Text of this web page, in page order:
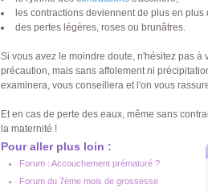
les contractions deviennent de plus en
des pertes légères, roses ou brunâtres.
Si vous avez le moindre doute, n'hésitez pas à
précaution, mais sans affolement ni
examinera, vous conseillera et l'on vous
Et en cas de perte des eaux, même sans
la maternité !
Pour aller plus loin :
Forum : Accouchement prématuré ?
Forum du 7ème mois de grossesse